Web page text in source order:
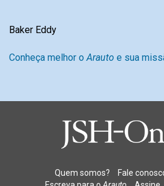
Baker Eddy
Conheça melhor o Arauto e sua
Quem somos? Fale